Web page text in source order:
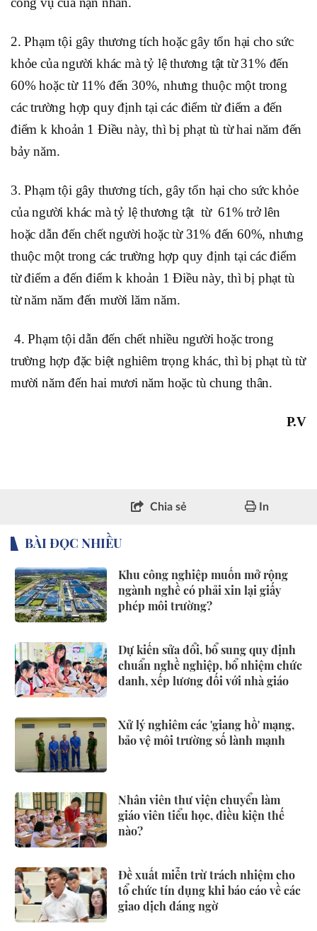
2. Phạm tội gây thương tích hoặc gây tổn hại cho sức
khỏe của người khác mà tỷ lệ thương tật từ 31% đến
60% hoặc từ 11% đến 30%, nhưng thuộc một trong
các trường hợp quy định tại các điểm từ điểm a đến
điểm k khoản 1 Điều này, thì bị phạt tù từ hai năm đến
bảy năm.
3. Phạm tội gây thương tích, gây tổn hại cho sức khỏe
của người khác mà tỷ lệ thương tật từ 61% trở lên
hoặc dẫn đến chết người hoặc từ 31% đến 60%, nhưng
thuộc một trong các trường hợp quy định tại các điểm
từ điểm a đến điểm k khoản 1 Điều này, thì bị phạt tù
từ năm năm đến mười lăm năm.
4. Phạm tội dẫn đến chết nhiều người hoặc trong
trường hợp đặc biệt nghiêm trọng khác, thì bị phạt tù từ
mười năm đến hai mươi năm hoặc tù chung thân.
P.V
Chia sẻ In
BÀI ĐỌC NHIỀU
Khu công nghiệp muốn mở rộng
ngành nghề có phải xin lại giấy
phép môi trường?
Dự kiến sửa đổi, bổ sung quy định
chuẩn nghề nghiệp, bổ nhiệm chức
danh, xếp lương đối với nhà giáo
Xử lý nghiêm các 'giang hồ' mạng,
bảo vệ môi trường số lành mạnh
Nhân viên thư viện chuyển làm
giáo viên tiểu học, điều kiện thế
nào?
Đề xuất miễn trừ trách nhiệm cho
tổ chức tín dụng khi báo cáo về các
giao dịch đáng ngờ